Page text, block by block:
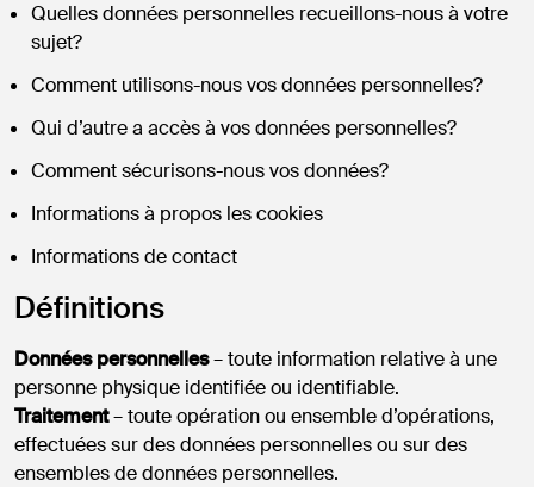
Quelles données personnelles recueillons-nous à votre
sujet?
Comment utilisons-nous vos données personnelles?
Qui d’autre a accès à vos données personnelles?
Comment sécurisons-nous vos données?
Informations à propos les cookies
Informations de contact
Définitions
Données personnelles– toute information relative à une
personne physique identifiée ou identifiable.
Traitement– toute opération ou ensemble d’opérations,
effectuées sur des données personnelles ou sur des
ensembles de données personnelles.